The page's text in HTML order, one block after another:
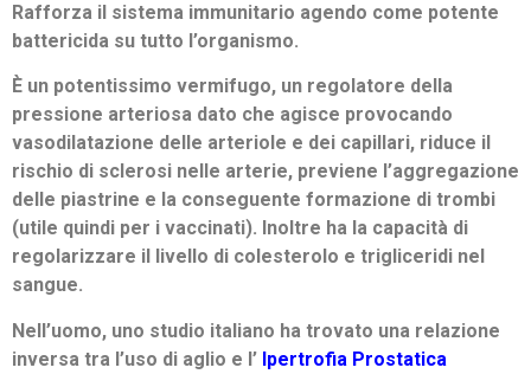
Rafforza il sistema immunitario agendo come potente
battericida su tutto l’organismo.
È un potentissimo vermifugo, un regolatore della
pressione arteriosa dato che agisce provocando
vasodilatazione delle arteriole e dei capillari, riduce il
rischio di sclerosi nelle arterie, previene l’aggregazione
delle piastrine e la conseguente formazione di trombi
(utile quindi per i vaccinati). Inoltre ha la capacità di
regolarizzare il livello di colesterolo e trigliceridi nel
sangue.
Nell’uomo, uno studio italiano ha trovato una relazione
inversa tra l’uso di aglio e l’ Ipertrofia Prostatica